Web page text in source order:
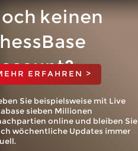
keinen
ERFAHREN >
Sie beispielsweise mit Live
sieben Millionen
online und bleiben Sie
wöchentliche Updates immer